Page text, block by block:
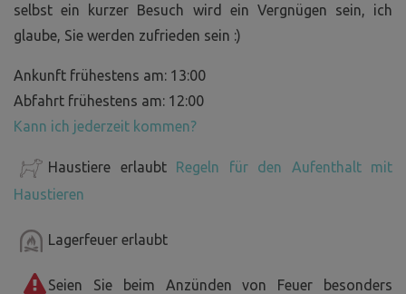
selbst ein kurzer Besuch wird ein Vergnügen sein, ich
glaube, Sie werden zufrieden sein :)
Ankunft frühestens am: 13:00
Abfahrt frühestens am: 12:00
Kann ich jederzeit kommen?
Haustiere erlaubt Regeln für den Aufenthalt mit
Haustieren
Lagerfeuer erlaubt
Seien Sie beim Anzünden von Feuer besonders